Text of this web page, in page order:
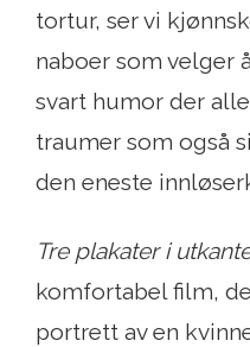
tortur, ser vi
naboer som velger
svart humor der
traumer som også
den eneste
Tre plakater i
komfortabel film,
portrett av en